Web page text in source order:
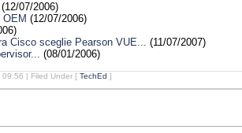
(12/07/2006)
(12/07/2006)
Cisco sceglie Pearson VUE... (11/07/2007)
(08/01/2006)
| Filed Under [ TechEd ]